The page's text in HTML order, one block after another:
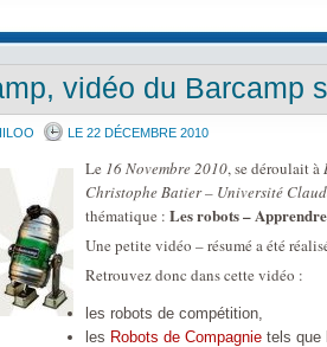
vidéo du Barcamp
LE 22 DÉCEMBRE 2010
Le 16 Novembre 2010, se déroulait à
Christophe Batier – Université
thématique : Les robots –
Une petite vidéo – résumé a été
Retrouvez donc dans cette vidéo :
les robots de compétition,
les Robots de Compagnie tels que